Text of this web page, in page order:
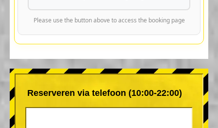
Please use the button above to access the booking page
Reserveren via telefoon (10:00-22:00)